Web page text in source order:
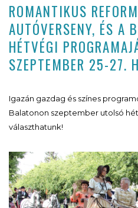
ROMANTIKUS
AUTÓVERSENY, ÉS A
HÉTVÉGI
SZEPTEMBER 25-27.
Igazán gazdag és színes
Balatonon szeptember utolsó
választhatunk!